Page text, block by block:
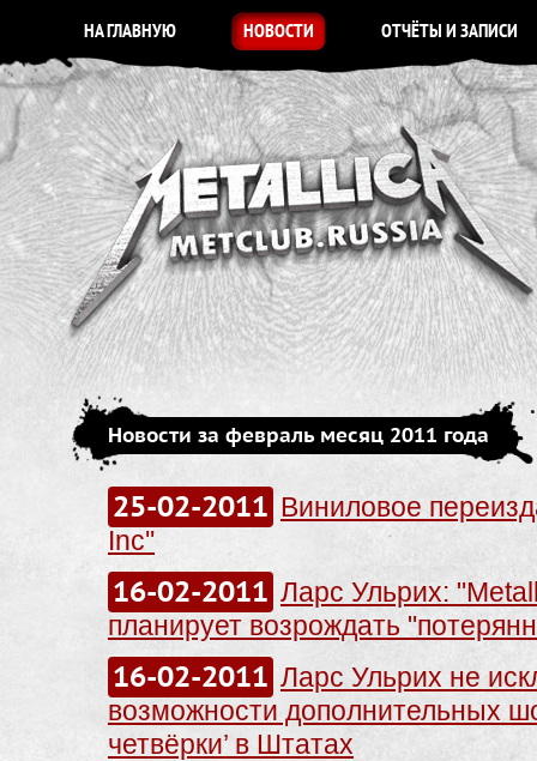
НА ГЛАВНУЮ НОВОСТИ ОТЧЁТЫ И ЗАПИСИ
Новости за февраль месяц 2011 года
25-02-2011 Виниловое
Inc''
16-02-2011 Ларс Ульрих:
планирует возрождать
16-02-2011 Ларс Ульрих не
возможности дополнительных
четвёрки’ в Штатах